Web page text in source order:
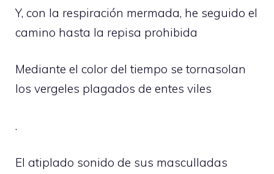
Y, con la respiración mermada, he seguido el
camino hasta la repisa prohibida
Mediante el color del tiempo se tornasolan
los vergeles plagados de entes viles
.
El atiplado sonido de sus masculladas